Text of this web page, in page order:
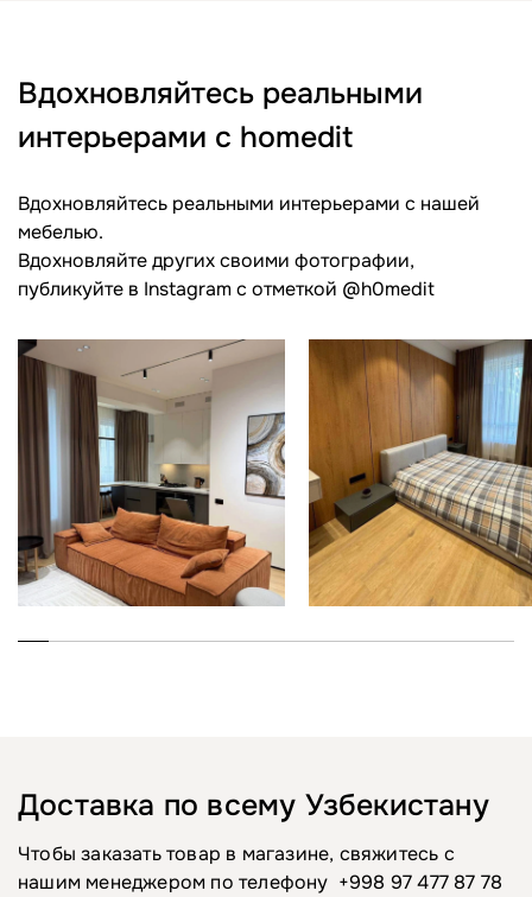
Вдохновляйтесь реальными
интерьерами с homedit
Вдохновляйтесь реальными интерьерами с нашей
мебелью.
Вдохновляйте других своими фотографии,
публикуйте в Instagram c отметкой @h0medit
Доставка по всему Узбекистану
Чтобы заказать товар в магазине, свяжитесь с
нашим менеджером по телефону +998 97 477 87 78